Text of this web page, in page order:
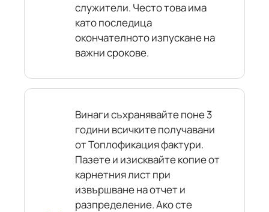
служители. Често това има
като последица
окончателното изпускане на
важни срокове.
Винаги съхранявайте поне 3
години всичките получавани
от Топлофикация фактури.
Пазете и изисквайте копие от
карнетния лист при
извършване на отчет и
разпределение. Ако сте